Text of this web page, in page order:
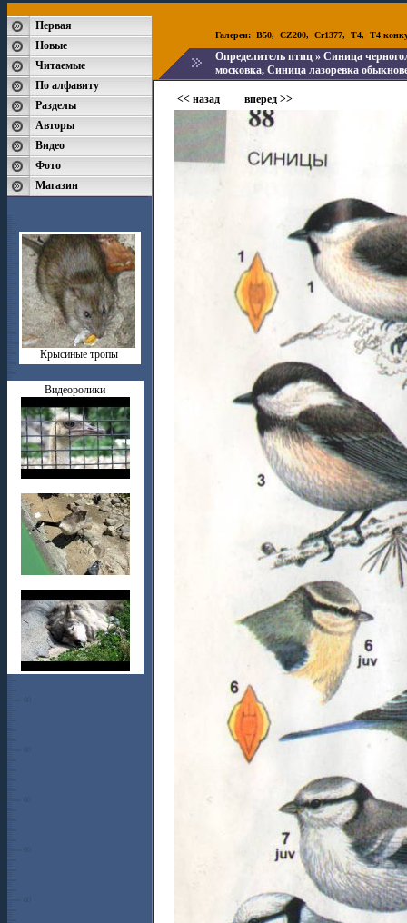
Первая
Новые
Читаемые
По алфавиту
Разделы
Авторы
Видео
Фото
Магазин
Крысиные тропы
Видеоролики
Галереи: B50, CZ200, Cr1377, T4, T4
Определитель птиц » Синица
московка, Синица лазоревка
<< назад вперед >>